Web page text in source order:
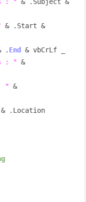
& .Start &
. End & vbCrLf _
: " &
" &
& .Location